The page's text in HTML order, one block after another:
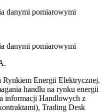
danymi pomiarowymi
danymi pomiarowymi
Rynkiem Energii Elektrycznej.
handlu na rynku energii
informacji Handlowych z
Trading Desk